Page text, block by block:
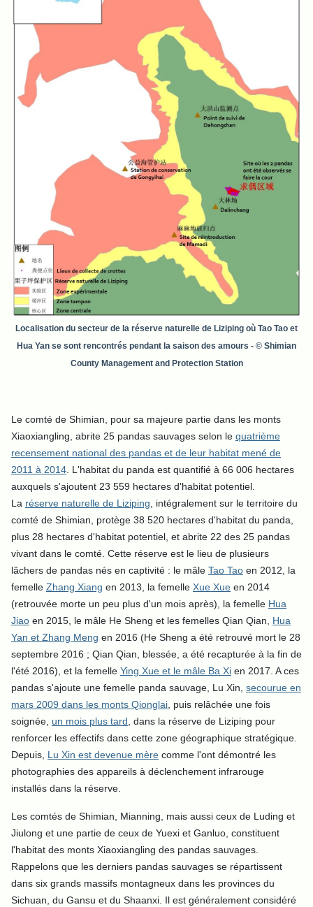
Localisation du secteur de la réserve naturelle de Liziping où Tao Tao et
Hua Yan se sont rencontrés pendant la saison des amours - © Shimian
County Management and Protection Station
Le comté de Shimian, pour sa majeure partie dans les monts
Xiaoxiangling, abrite 25 pandas sauvages selon le quatrième
recensement national des pandas et de leur habitat mené de
2011 à 2014. L'habitat du panda est quantifié à 66 006 hectares
auxquels s'ajoutent 23 559 hectares d'habitat potentiel.
La réserve naturelle de Liziping, intégralement sur le territoire du
comté de Shimian, protège 38 520 hectares d'habitat du panda,
plus 28 hectares d'habitat potentiel, et abrite 22 des 25 pandas
vivant dans le comté. Cette réserve est le lieu de plusieurs
lâchers de pandas nés en captivité : le mâle Tao Tao en 2012, la
femelle Zhang Xiang en 2013, la femelle Xue Xue en 2014
(retrouvée morte un peu plus d'un mois après), la femelle Hua
Jiao en 2015, le mâle He Sheng et les femelles Qian Qian, Hua
Yan et Zhang Meng en 2016 (He Sheng a été retrouvé mort le 28
septembre 2016 ; Qian Qian, blessée, a été recapturée à la fin de
l'été 2016), et la femelle Ying Xue et le mâle Ba Xi en 2017. A ces
pandas s'ajoute une femelle panda sauvage, Lu Xin, secourue en
mars 2009 dans les monts Qionglai, puis relâchée une fois
soignée, un mois plus tard, dans la réserve de Liziping pour
renforcer les effectifs dans cette zone géographique stratégique.
Depuis, Lu Xin est devenue mère comme l'ont démontré les
photographies des appareils à déclenchement infrarouge
installés dans la réserve.
Les comtés de Shimian, Mianning, mais aussi ceux de Luding et
Jiulong et une partie de ceux de Yuexi et Ganluo, constituent
l'habitat des monts Xiaoxiangling des pandas sauvages.
Rappelons que les derniers pandas sauvages se répartissent
dans six grands massifs montagneux dans les provinces du
Sichuan, du Gansu et du Shaanxi. Il est généralement considéré